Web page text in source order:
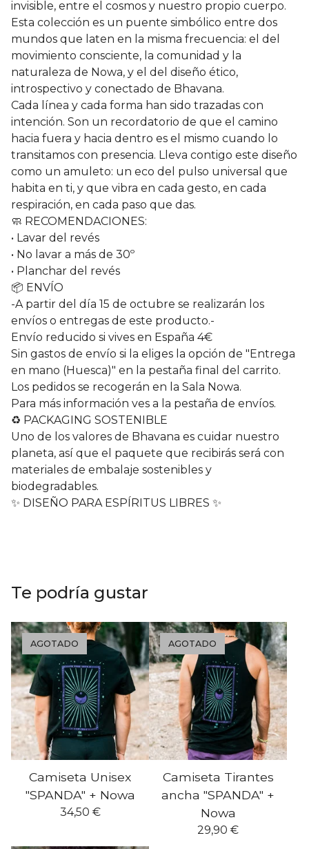
invisible, entre el cosmos y nuestro propio cuerpo.
Esta colección es un puente simbólico entre dos
mundos que laten en la misma frecuencia: el del
movimiento consciente, la comunidad y la
naturaleza de Nowa, y el del diseño ético,
introspectivo y conectado de Bhavana.
Cada línea y cada forma han sido trazadas con
intención. Son un recordatorio de que el camino
hacia fuera y hacia dentro es el mismo cuando lo
transitamos con presencia. Lleva contigo este diseño
como un amuleto: un eco del pulso universal que
habita en ti, y que vibra en cada gesto, en cada
respiración, en cada paso que das.
🧼 RECOMENDACIONES:
• Lavar del revés
• No lavar a más de 30º
• Planchar del revés
📦 ENVÍO
-A partir del día 15 de octubre se realizarán los
envíos o entregas de este producto.-
Envío reducido si vives en España 4€
Sin gastos de envío si la eliges la opción de "Entrega
en mano (Huesca)" en la pestaña final del carrito.
Los pedidos se recogerán en la Sala Nowa.
Para más información ves a la pestaña de envíos.
♻️ PACKAGING SOSTENIBLE
Uno de los valores de Bhavana es cuidar nuestro
planeta, así que el paquete que recibirás será con
materiales de embalaje sostenibles y
biodegradables.
✨ DISEÑO PARA ESPÍRITUS LIBRES ✨
Te podría gustar
AGOTADO
Camiseta Unisex
"SPANDA" + Nowa
34,50 €
AGOTADO
Camiseta Tirantes
ancha "SPANDA" +
Nowa
29,90 €